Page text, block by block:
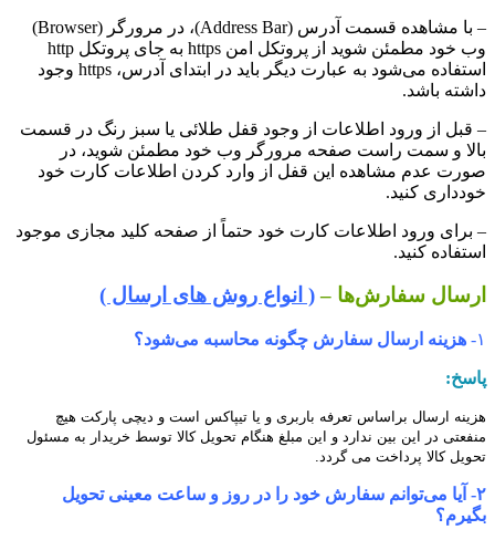
– با مشاهده قسمت آدرس (Address Bar)، در مرورگر (Browser)
وب خود مطمئن شوید از پروتکل امن https به جای پروتکل http
استفاده می‏‌شود به عبارت دیگر باید در ابتدای آدرس، https وجود
باشد.
قبل از ورود اطلاعات از وجود قفل طلائی یا سبز رنگ در قسمت
و سمت راست صفحه مرورگر وب خود مطمئن شوید، در
عدم مشاهده این قفل از وارد کردن اطلاعات کارت خود
کنید.
برای ورود اطلاعات کارت خود حتماً از صفحه کلید مجازی موجود
کنید.
سفارش‌ها –( انواع روش های ارسال )
هزینه ارسال سفارش چگونه محاسبه می‌شود؟
ارسال براساس تعرفه باربری و یا تیپاکس است و دیچی پارکت هیچ
در این بین ندارد و این مبلغ هنگام تحویل کالا توسط خریدار به مسئول
کالا پرداخت می گردد.
۲- آیا می‏‌توانم سفارش خود را در روز و ساعت معینی تحویل